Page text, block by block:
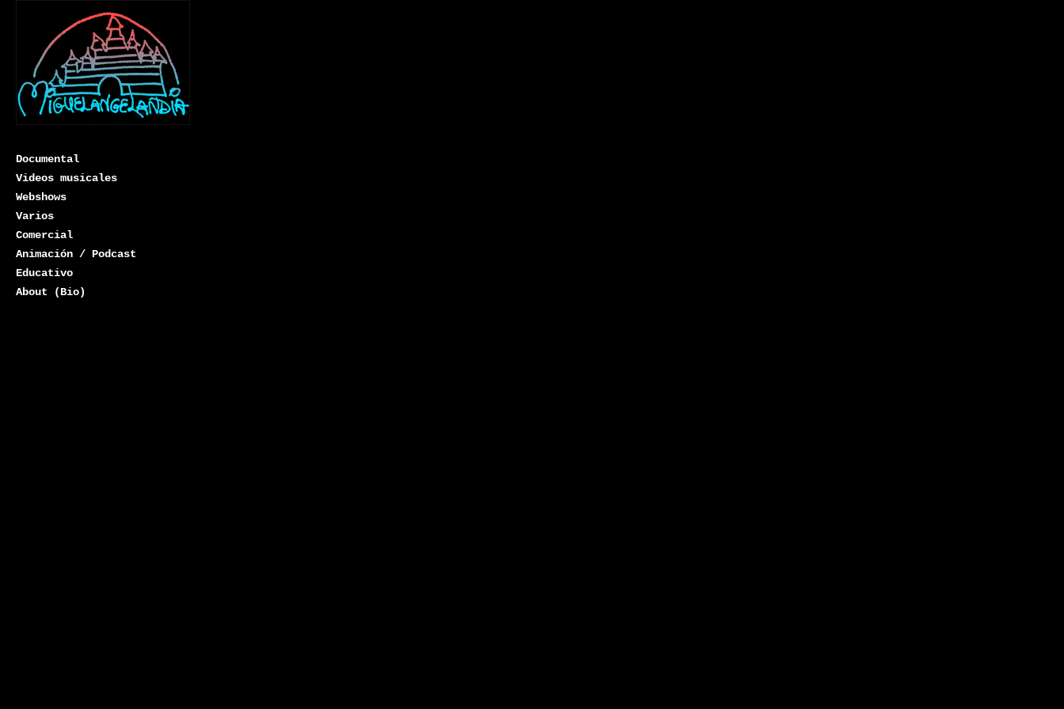
Miguelangelandia
Documental
Videos musicales
Webshows
Varios
Comercial
Animación / Podcast
Educativo
About (Bio)